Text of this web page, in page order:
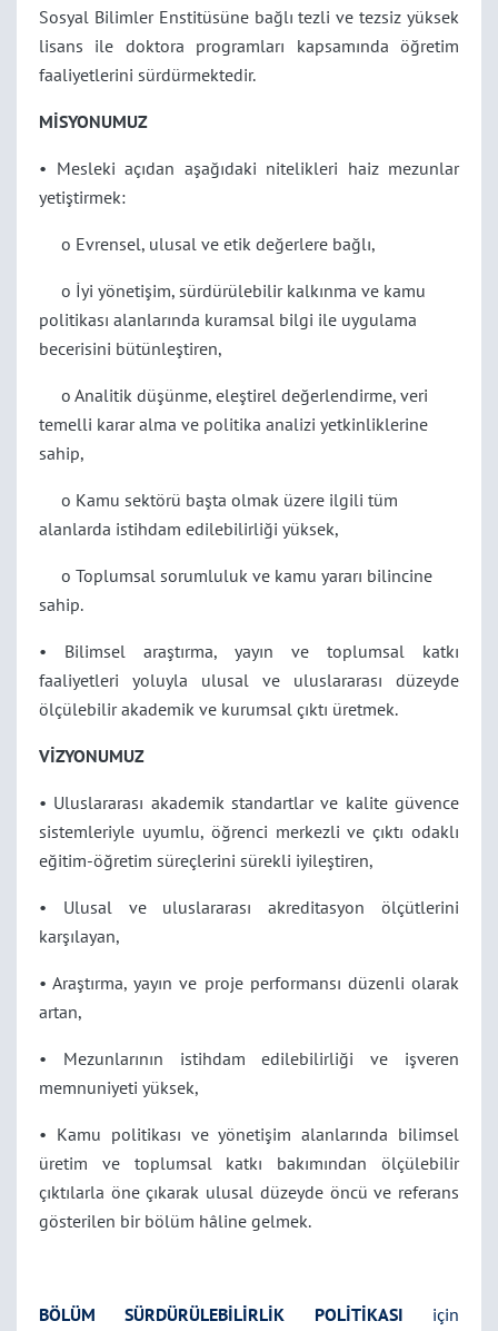
Sosyal Bilimler Enstitüsüne bağlı tezli ve tezsiz yüksek
lisans ile doktora programları kapsamında öğretim
faaliyetlerini sürdürmektedir.
MİSYONUMUZ
• Mesleki açıdan aşağıdaki nitelikleri haiz mezunlar
yetiştirmek:
o Evrensel, ulusal ve etik değerlere bağlı,
o İyi yönetişim, sürdürülebilir kalkınma ve kamu
politikası alanlarında kuramsal bilgi ile uygulama
becerisini bütünleştiren,
o Analitik düşünme, eleştirel değerlendirme, veri
temelli karar alma ve politika analizi yetkinliklerine
sahip,
o Kamu sektörü başta olmak üzere ilgili tüm
alanlarda istihdam edilebilirliği yüksek,
o Toplumsal sorumluluk ve kamu yararı bilincine
sahip.
• Bilimsel araştırma, yayın ve toplumsal katkı
faaliyetleri yoluyla ulusal ve uluslararası düzeyde
ölçülebilir akademik ve kurumsal çıktı üretmek.
VİZYONUMUZ
• Uluslararası akademik standartlar ve kalite güvence
sistemleriyle uyumlu, öğrenci merkezli ve çıktı odaklı
eğitim-öğretim süreçlerini sürekli iyileştiren,
• Ulusal ve uluslararası akreditasyon ölçütlerini
karşılayan,
• Araştırma, yayın ve proje performansı düzenli olarak
artan,
• Mezunlarının istihdam edilebilirliği ve işveren
memnuniyeti yüksek,
• Kamu politikası ve yönetişim alanlarında bilimsel
üretim ve toplumsal katkı bakımından ölçülebilir
çıktılarla öne çıkarak ulusal düzeyde öncü ve referans
gösterilen bir bölüm hâline gelmek.
BÖLÜM SÜRDÜRÜLEBİLİRLİK POLİTİKASI için